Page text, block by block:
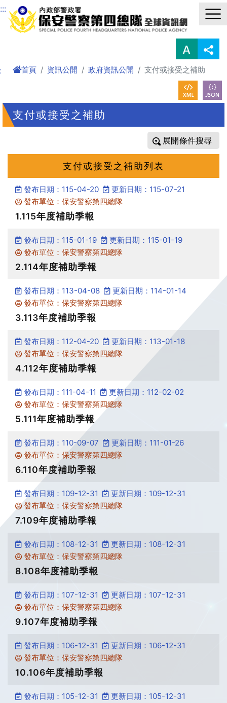
進入內容區塊
:::
首頁 資訊公開 政府資訊公開 支付或接受之補助
支付或接受之補助
條件搜尋
支付或接受之補助列表
發布日期：115-04-20
更新日期：115-07-21
發布單位：保安警察第四總隊
1.115年度補助季報
發布日期：115-01-19
更新日期：115-01-19
發布單位：保安警察第四總隊
2.114年度補助季報
發布日期：113-04-08
更新日期：114-01-14
發布單位：保安警察第四總隊
3.113年度補助季報
發布日期：112-04-20
更新日期：113-01-18
發布單位：保安警察第四總隊
4.112年度補助季報
發布日期：111-04-11
更新日期：112-02-02
發布單位：保安警察第四總隊
5.111年度補助季報
發布日期：110-09-07
更新日期：111-01-26
發布單位：保安警察第四總隊
6.110年度補助季報
發布日期：109-12-31
更新日期：109-12-31
發布單位：保安警察第四總隊
7.109年度補助季報
發布日期：108-12-31
更新日期：108-12-31
發布單位：保安警察第四總隊
8.108年度補助季報
發布日期：107-12-31
更新日期：107-12-31
發布單位：保安警察第四總隊
9.107年度補助季報
發布日期：106-12-31
更新日期：106-12-31
發布單位：保安警察第四總隊
10.106年度補助季報
發布日期：105-12-31
更新日期：105-12-31